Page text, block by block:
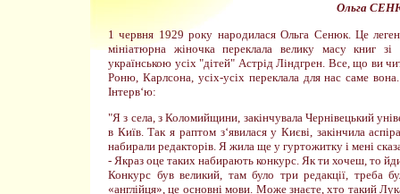
Ольга
1 червня 1929 року народилася Ольга Сенюк. Це
мініатюрна жіночка переклала велику масу книг
українською усіх "дітей" Астрід Ліндгрен. Все, що ви
Роню, Карлсона, усіх-усіх переклала для нас саме
Інтерв‘ю:
"Я з села, з Коломийщини, закінчувала Чернівецький
в Київ. Так я раптом з‘явилася у Києві, закінчила
набирали редакторів. Я жила ще у гуртожитку і мені
- Якраз оце таких набирають конкурс. Як ти хочеш, то
Конкурс був великий, там було три редакції, треба
«англійця», це основні мови. Може знаєте, хто такий